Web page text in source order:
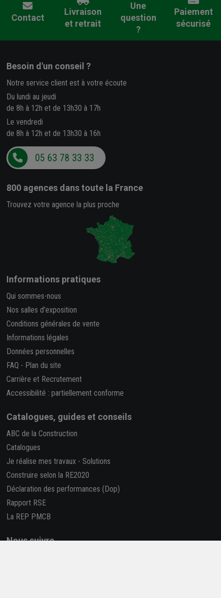
Contact
Livraison
et retrait
Une
question
?
Paiement
sécurisé
Besoin d'un conseil ?
Notre service client est à votre écoute
Du lundi au jeudi
de 8h à 12h et de 13h30 à 17h
Le vendredi
de 8h à 12h et de 13h30 à 16h
05 63 78 33 33
800 agences dans toute la France
Trouvez votre agence la plus proche
Informations pratiques
Qui sommes-nous
Nos salles d'exposition
Conditions générales de vente
Informations légales
Données personnelles
FAQ - Plan du site
Carrière et Recrutement
Accessibilité : partiellement conforme
Catalogues, guides et conseils
ABC de la Construction
Catalogues
Je réalise mes travaux - Solutions
Construire selon la RE2020
Déclaration des performances (Dop)
Rapport RSE
La REP PMCB
Nous suivre